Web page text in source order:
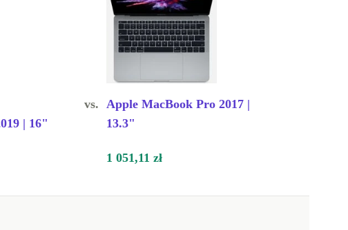
| 16"
vs.
Apple MacBook Pro 2017 |
13.3"
1 051,11 zł